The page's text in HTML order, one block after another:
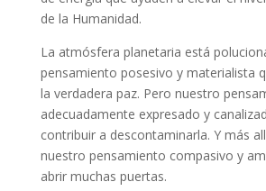
de la Humanidad.
La atmósfera planetaria está
pensamiento posesivo y materialista
la verdadera paz. Pero nuestro
adecuadamente expresado y
contribuir a descontaminarla. Y más
nuestro pensamiento compasivo y
abrir muchas puertas.